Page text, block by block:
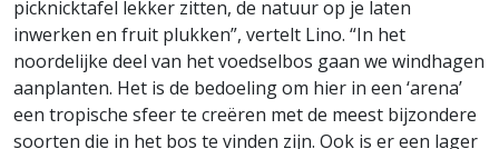
picknicktafel lekker zitten, de natuur op je laten
inwerken en fruit plukken”, vertelt Lino. “In het
noordelijke deel van het voedselbos gaan we windhagen
aanplanten. Het is de bedoeling om hier in een ‘arena’
een tropische sfeer te creëren met de meest bijzondere
soorten die in het bos te vinden zijn. Ook is er een lager